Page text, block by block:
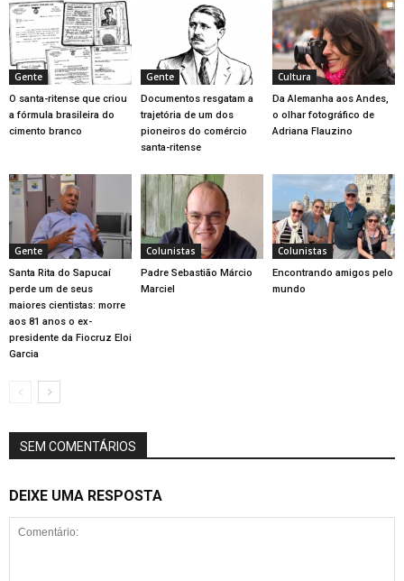
Gente
O santa-ritense que criou
a fórmula brasileira do
cimento branco
Gente
Documentos resgatam a
trajetória de um dos
pioneiros do comércio
santa-ritense
Cultura
Da Alemanha aos Andes,
o olhar fotográfico de
Adriana Flauzino
Gente
Santa Rita do Sapucaí
perde um de seus
maiores cientistas: morre
aos 81 anos o ex-
presidente da Fiocruz Eloi
Garcia
Colunistas
Padre Sebastião Márcio
Marciel
Colunistas
Encontrando amigos pelo
mundo
SEM COMENTÁRIOS
DEIXE UMA RESPOSTA